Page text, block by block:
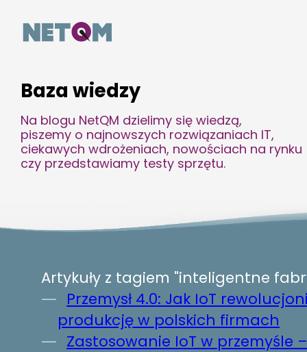
Baza wiedzy
Na blogu NetQM dzielimy się wiedzą,
piszemy o najnowszych rozwiązaniach IT,
ciekawych wdrożeniach, nowościach na rynku
czy przedstawiamy testy sprzętu.
Artykuły z tagiem "inteligentne
Przemysł 4.0: Jak IoT
produkcję w polskich firmach
Zastosowanie IoT w przemyśle